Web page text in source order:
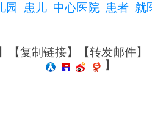
园 患儿 中心医院 患者 就
【复制链接】【转发邮件】
】